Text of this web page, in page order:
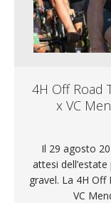
4H Off Road
x VC
Il 29 agosto
attesi
gravel. La 4H
VC